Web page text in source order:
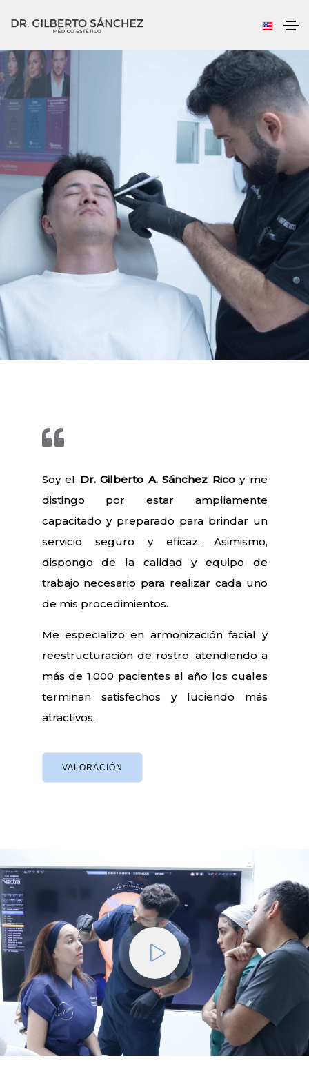
Soy el Dr. Gilberto A. Sánchez Ricoy me
distingo por estar ampliamente
capacitado y preparado para brindar un
servicio seguro y eficaz. Asimismo,
dispongo de la calidad y equipo de
trabajo necesario para realizar cada uno
de mis procedimientos.
Me especializo en armonización facial y
reestructuración de rostro, atendiendo a
más de 1,000 pacientes al año los cuales
terminan satisfechos y luciendo más
atractivos.
VALORACIÓN